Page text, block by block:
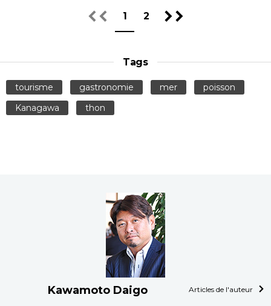
1 2
Tags
tourisme gastronomie mer
poisson
Kanagawa
thon
Kawamoto Daigo Articles de l'auteur